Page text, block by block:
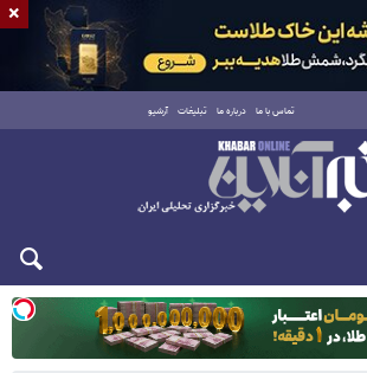
تماس با ما درباره ما تبلیغات آرشیو
یکشنبه ۱۸ مرداد ۱۴۰۵
×